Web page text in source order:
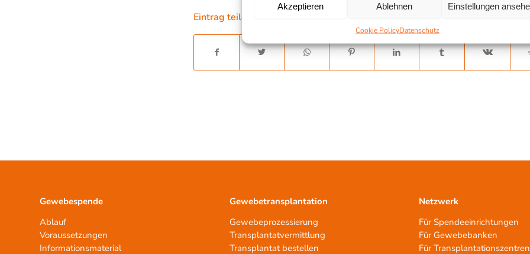
Akzeptieren Ablehnen Einstellungen
Cookie PolicyDatenschutz
Eintrag teilen
Gewebespende
Ablauf
Voraussetzungen
Informationsmaterial
Gewebetransplantation
Gewebeprozessierung
Transplantatvermittlung
Transplantat bestellen
Netzwerk
Für Spendeeinrichtungen
Für Gewebebanken
Für Transplantationszentren